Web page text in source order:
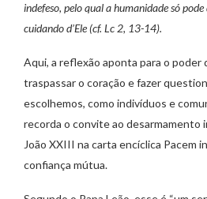
indefeso, pelo qual a humanidade só
cuidando d’Ele (cf. Lc 2, 13-14).
Aqui, a reflexão aponta para o poder
traspassar o coração e fazer
escolhemos, como indivíduos e
recorda o convite ao desarmamento
João XXIII na carta encíclica Pacem
confiança mútua.